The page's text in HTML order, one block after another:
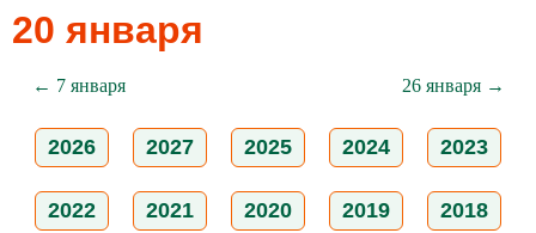
20 января
← 7 января 26 января →
2026 2027 2025 2024 2023
2022 2021 2020 2019 2018